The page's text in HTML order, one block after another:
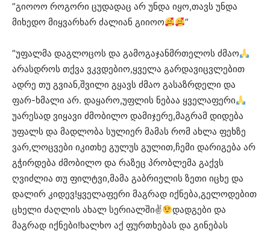
”გიოოო როგორი ცუდადაც არ უნდა იყო,თავს უნდა
მიხედო მიყვარხარ ძალიან გიიოო
”
”უფალმა დაგლოცოს და გამოგაჯანმრთელოს ძმაო
არასდროს თქვა ვკვდებიო,ყველა გარდავიცვლებით
ადრე თუ გვიან,შვილი გყავს ძმაო გასაზრდელი და
ფარ-ხმალი არ. დაყარო,უფლის ნებაა ყველაფერი
უარესად ვიყავი ძმობილო დამიჯერე,მაგრამ დიდება
უფალს და მადლობა სულიერ მამას რომ ახლა ფეხზე
ვარ,ლოცვები იკითხე გულუს გულით,ჩემი დარიგება არ
გჭირდება ძმობილო და რაზეც პრობლემა გაქვს
ღვიძლია თუ ფილტვი,მამა გაბრიელის ზეთი იცხე და
დალირ კიდევ!ყველაფერი მაგრად იქნება,გელოდებით
ცხელი ძაღლის ახალ სერიალში✌
დადგები და
მაგრად იქნები!ხალხო აქ ფურთხებას და გინებას